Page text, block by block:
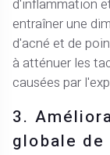
d'inflammation
entraîner une
d'acné et de
à atténuer les
causées par
3.
globale de